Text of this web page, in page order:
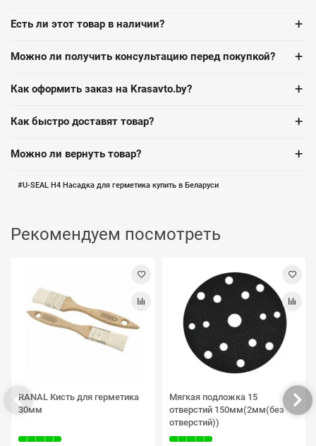
Есть ли этот товар в наличии? +
Можно ли получить консультацию перед покупкой? +
Как оформить заказ на Krasavto.by? +
Как быстро доставят товар? +
Можно ли вернуть товар? +
U-SEAL H4 Насадка для герметика купить в Беларуси
Рекомендуем посмотреть
RANAL Кисть для герметика
30мм
Мягкая подложка 15
отверстий 150мм(2мм(без
отверстий))